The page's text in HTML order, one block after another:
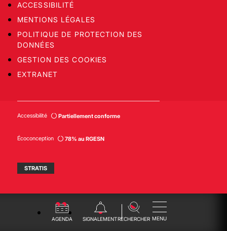
RECHERCHER MENU
AGENDA SIGNALEMENT
ACCESSIBILITÉ
MENTIONS LÉGALES
POLITIQUE DE PROTECTION DES
DONNÉES
GESTION DES COOKIES
EXTRANET
Accessibilité Partiellement conforme
Écoconception 78% au RGESN
STRATIS